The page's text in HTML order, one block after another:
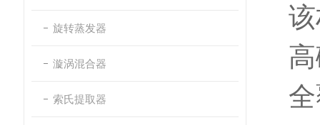
旋转蒸发器
漩涡混合器
索氏提取器